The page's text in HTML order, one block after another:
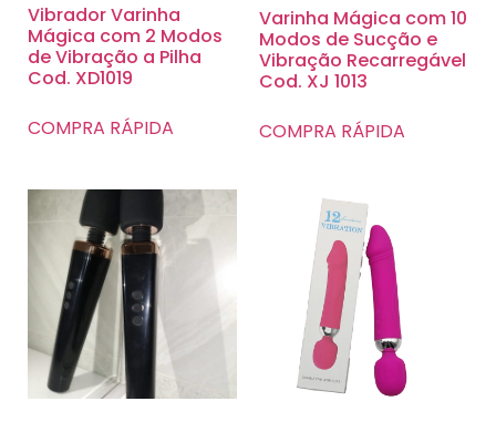
Vibrador Varinha
Mágica com 2 Modos
de Vibração a Pilha
Cod. XD1019
COMPRA RÁPIDA
Varinha Mágica com 10
Modos de Sucção e
Vibração Recarregável
Cod. XJ 1013
COMPRA RÁPIDA